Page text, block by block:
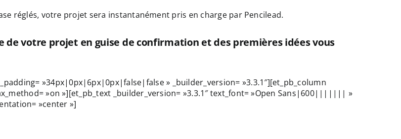
réglés, votre projet sera instantanément pris en charge par Pencilead.
de votre projet en guise de confirmation et des premières idées vous
»34px|0px|6px|0px|false|false » _builder_version= »3.3.1″][et_pb_column
»on »][et_pb_text _builder_version= »3.3.1″ text_font= »Open Sans|600||||||| »
»center »]